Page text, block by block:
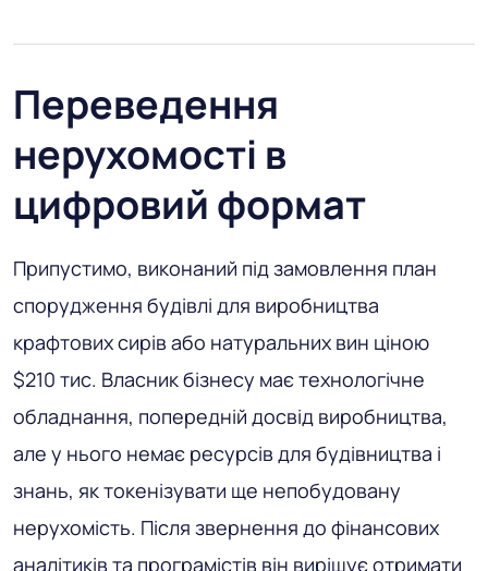
Переведення
нерухомості в
цифровий формат
Припустимо, виконаний під замовлення план
спорудження будівлі для виробництва
крафтових сирів або натуральних вин ціною
$210 тис. Власник бізнесу має технологічне
обладнання, попередній досвід виробництва,
але у нього немає ресурсів для будівництва і
знань, як токенізувати ще непобудовану
нерухомість. Після звернення до фінансових
аналітиків та програмістів він вирішує отримати